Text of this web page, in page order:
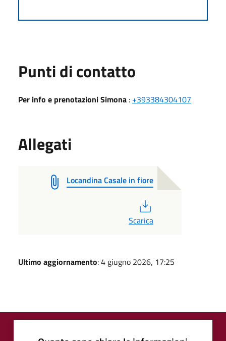
Punti di contatto
Per info e prenotazioni Simona : +393384304107
Allegati
Locandina Casale in fiore
Scarica
Ultimo aggiornamento: 4 giugno 2026, 17:25